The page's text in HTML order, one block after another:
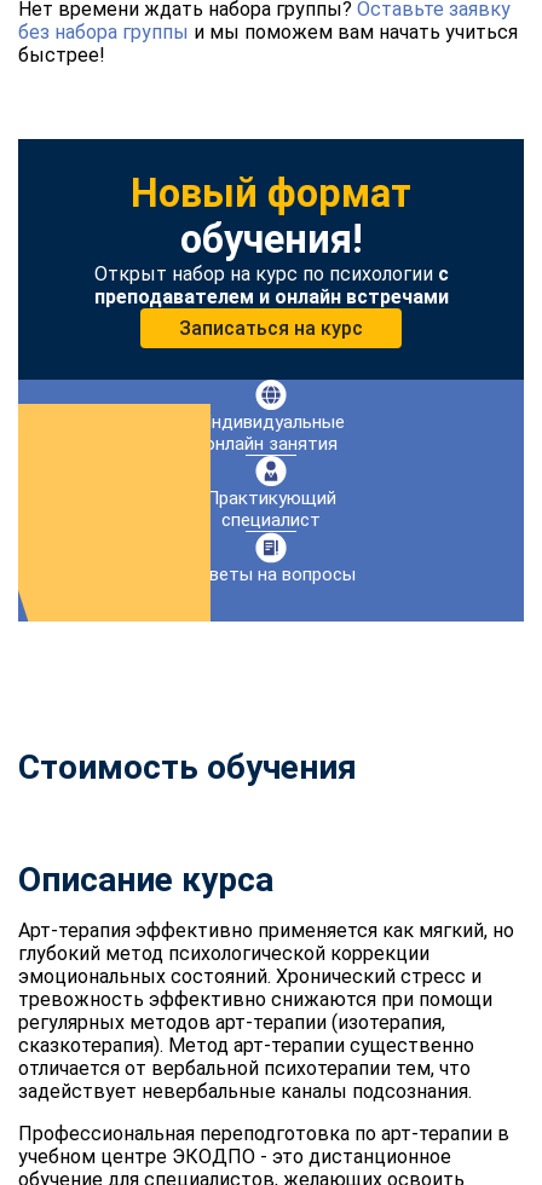
Нет времени ждать набора группы? Оставьте заявку
без набора группы и мы поможем вам начать учиться
быстрее!
Новый формат
обучения!
Открыт набор на курс по психологии с
преподавателем и онлайн встречами
Записаться на курс
Индивидуальные
онлайн занятия
Практикующий
специалист
Ответы на вопросы
Стоимость обучения
Описание курса
Арт-терапия эффективно применяется как мягкий, но
глубокий метод психологической коррекции
эмоциональных состояний. Хронический стресс и
тревожность эффективно снижаются при помощи
регулярных методов арт-терапии (изотерапия,
сказкотерапия). Метод арт-терапии существенно
отличается от вербальной психотерапии тем, что
задействует невербальные каналы подсознания.
Профессиональная переподготовка по арт-терапии в
учебном центре ЭКОДПО - это дистанционное
обучение для специалистов, желающих освоить